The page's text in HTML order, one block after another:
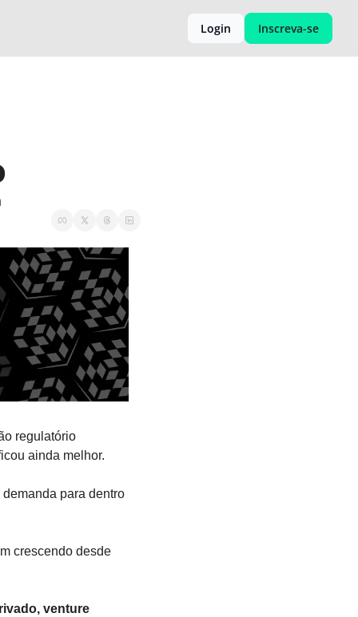
Login Inscreva-se
regulatório
ainda melhor.
para dentro
crescendo desde
venture